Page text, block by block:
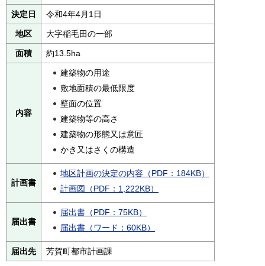
決定日 令和4年4月1日
地区 大字稲毛田の一部
面積 約13.5ha
内容
建築物の用途
敷地面積の最低限度
壁面の位置
建築物等の高さ
建築物の形態又は意匠
かき又はさくの構造
計画書
地区計画の決定の内容（PDF：184KB）
計画図（PDF：1,222KB）
届出書
届出書（PDF：75KB）
届出書（ワード：60KB）
届出先 芳賀町都市計画課